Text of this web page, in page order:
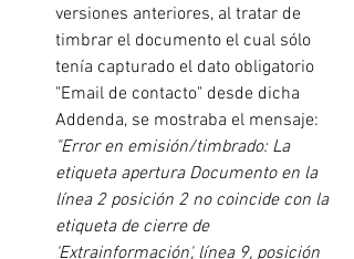
versiones anteriores, al tratar de
timbrar el documento el cual sólo
tenía capturado el dato obligatorio
"Email de contacto" desde dicha
Addenda, se mostraba el mensaje:
"Error en emisión/timbrado: La
etiqueta apertura Documento en la
línea 2 posición 2 no coincide con la
etiqueta de cierre de
'Extrainformación', línea 9, posición